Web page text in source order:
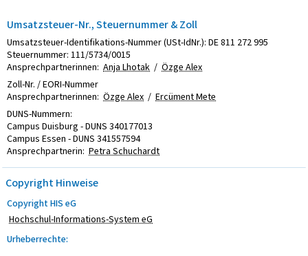
Umsatzsteuer-Nr., Steuernummer & Zoll
Umsatzsteuer-Identifikations-Nummer (USt-IdNr.): DE 811 272 995
Steuernummer: 111/5734/0015
Ansprechpartnerinnen: Anja Lhotak / Özge Alex
Zoll-Nr. / EORI-Nummer
Ansprechpartnerinnen: Özge Alex / Ercüment Mete
DUNS-Nummern:
Campus Duisburg - DUNS 340177013
Campus Essen - DUNS 341557594
Ansprechpartnerin: Petra Schuchardt
Copyright Hinweise
Copyright HIS eG
Hochschul-Informations-System eG
Urheberrechte: